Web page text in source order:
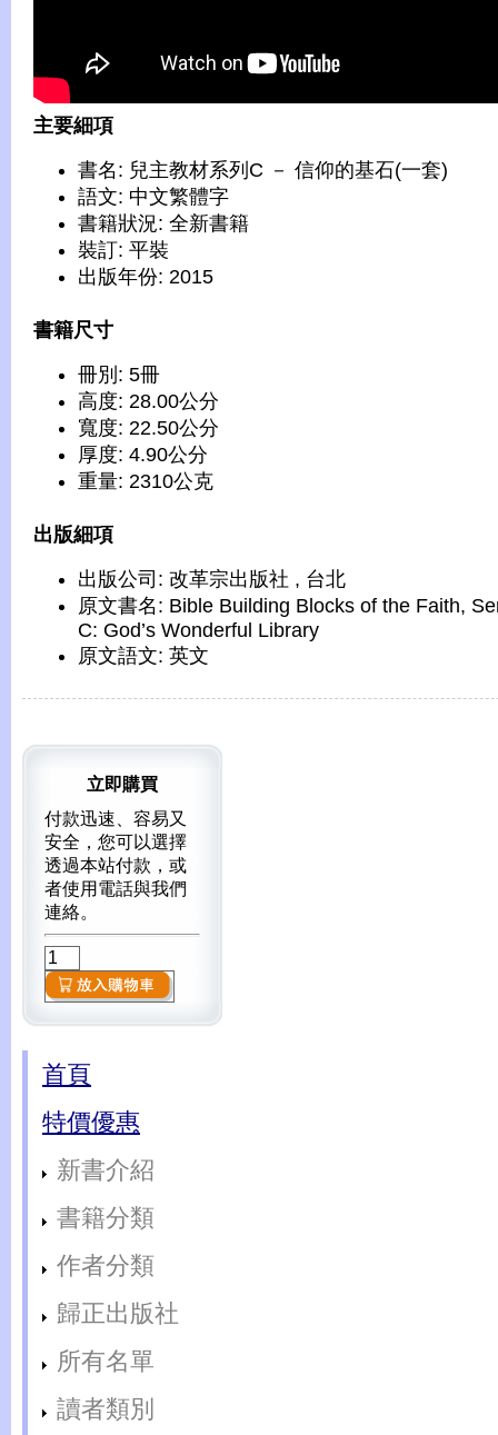
主要細項
書名: 兒主教材系列C － 信仰的基石(一套)
語文: 中文繁體字
書籍狀況: 全新書籍
裝訂: 平裝
出版年份: 2015
書籍尺寸
冊別: 5冊
高度: 28.00公分
寬度: 22.50公分
厚度: 4.90公分
重量: 2310公克
出版細項
出版公司: 改革宗出版社 , 台北
原文書名: Bible Building Blocks of the Faith,
C: God’s Wonderful Library
原文語文: 英文
立即購買
付款迅速、容易又
安全，您可以選擇
透過本站付款，或
者使用電話與我們
連絡。
首頁
特價優惠
新書介紹
書籍分類
作者分類
歸正出版社
所有名單
讀者類別